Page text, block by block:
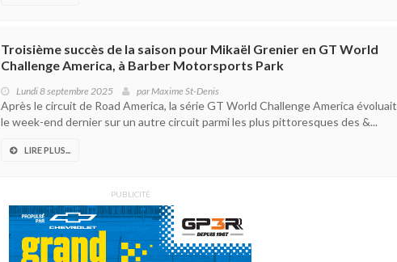
Troisième succès de la saison pour Mikaël Grenier en GT World
Challenge America, à Barber Motorsports Park
Lundi 8 septembre 2025 parMaxime St-Denis
Après le circuit de Road America, la série GT World Challenge America évoluait
le week-end dernier sur un autre circuit parmi les plus pittoresques des &...
LIRE PLUS...
PUBLICITÉ